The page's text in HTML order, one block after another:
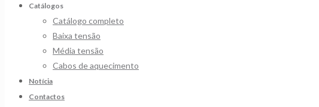
Catálogos
Catálogo completo
Baixa tensão
Média tensão
Cabos de aquecimento
Notícia
Contactos